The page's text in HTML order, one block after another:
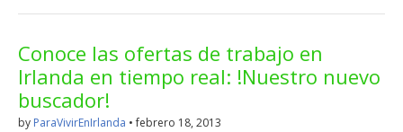
Conoce las ofertas de trabajo en
Irlanda en tiempo real: !Nuestro nuevo
buscador!
by ParaVivirEnIrlanda •febrero 18, 2013